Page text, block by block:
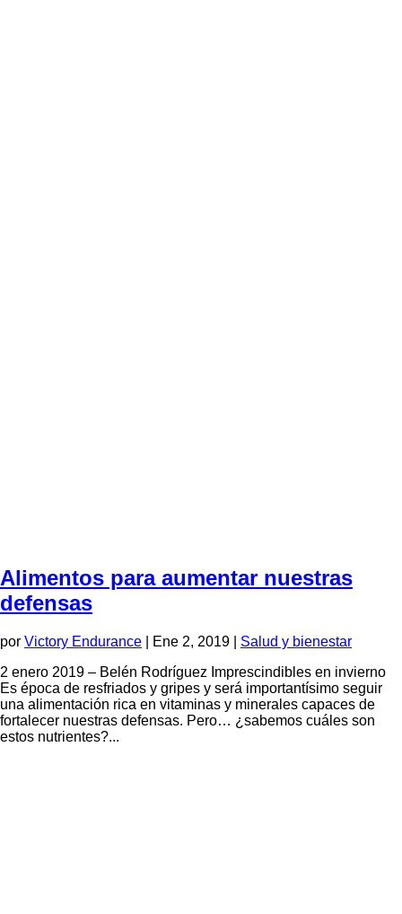
Alimentos para aumentar nuestras
defensas
por Victory Endurance Ene 2, 2019
Salud y bienestar
2 enero 2019 – Belén Rodríguez Imprescindibles en invierno
Es época de resfriados y gripes y será importantísimo seguir
una alimentación rica en vitaminas y minerales capaces de
fortalecer nuestras defensas. Pero… ¿sabemos cuáles son
estos nutrientes?...